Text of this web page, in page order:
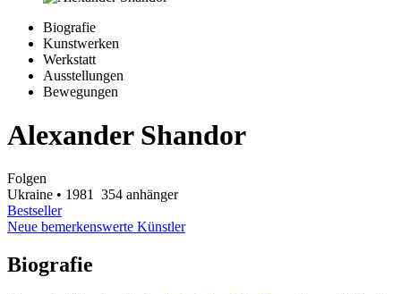
Biografie
Kunstwerken
Werkstatt
Ausstellungen
Bewegungen
Alexander Shandor
Folgen
Ukraine • 1981 354 anhänger
Bestseller
Neue bemerkenswerte Künstler
Biografie